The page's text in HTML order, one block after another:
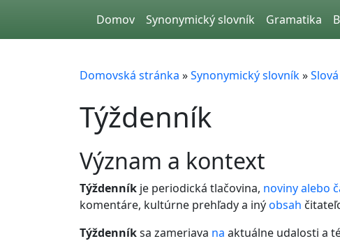
Domov Synonymický slovník Gramatika
Domovská stránka »Synonymický slovník»
Týždenník
význam a kontext
Týždenník je periodická tlačovina, novinyalebo
komentáre, kultúrne prehľady a inýobsah
Týždenníksa zameriava na aktuálne udalosti a